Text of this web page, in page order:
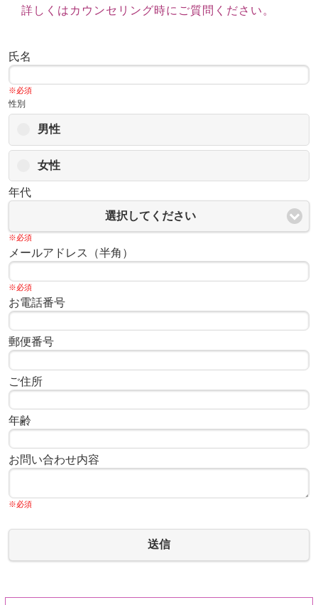
詳しくはカウンセリング時にご質問ください。
氏名
※必須
性別
男性
女性
年代
選択してください
※必須
メールアドレス（半角）
※必須
お電話番号
郵便番号
ご住所
年齢
お問い合わせ内容
※必須
送信